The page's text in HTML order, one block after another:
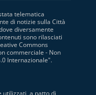
telematica
di notizie sulla Città
diversamente
sono rilasciati
Commons
commerciale - Non
Internazionale".
utilizzati, a patto di